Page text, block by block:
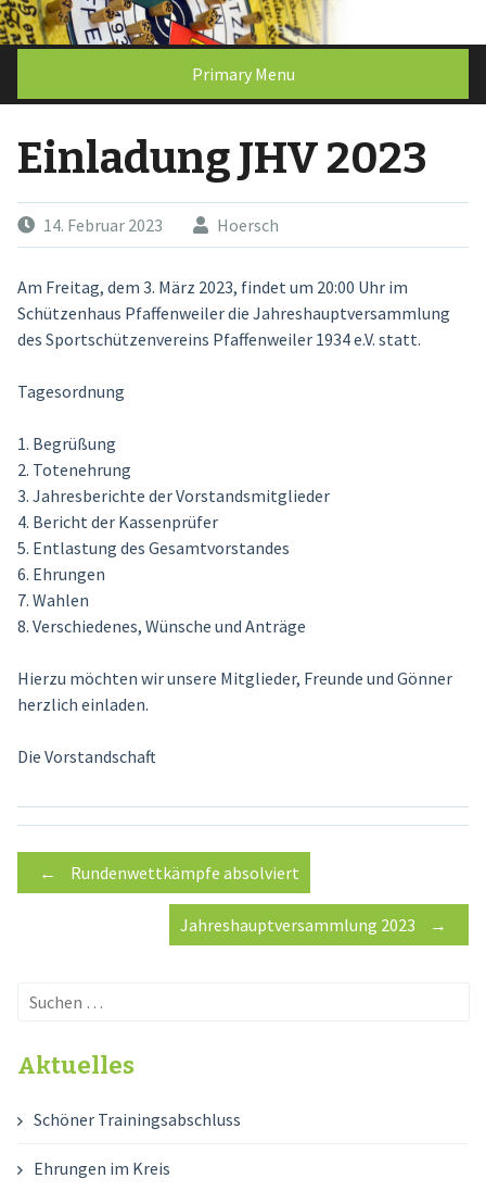
Skip
to
Primary Menu
Einladung JHV 2023
14. Februar 2023 Hoersch
Am Freitag, dem 3. März 2023, findet um 20:00 Uhr im
Schützenhaus Pfaffenweiler die Jahreshauptversammlung
des Sportschützenvereins Pfaffenweiler 1934 e.V. statt.
Tagesordnung
1. Begrüßung
2. Totenehrung
3. Jahresberichte der Vorstandsmitglieder
4. Bericht der Kassenprüfer
5. Entlastung des Gesamtvorstandes
6. Ehrungen
7. Wahlen
8. Verschiedenes, Wünsche und Anträge
Hierzu möchten wir unsere Mitglieder, Freunde und Gönner
herzlich einladen.
Die Vorstandschaft
Post
navigation
← Rundenwettkämpfe absolviert
Jahreshauptversammlung 2023 →
Suchen
Aktuelles
Schöner Trainingsabschluss
Ehrungen im Kreis